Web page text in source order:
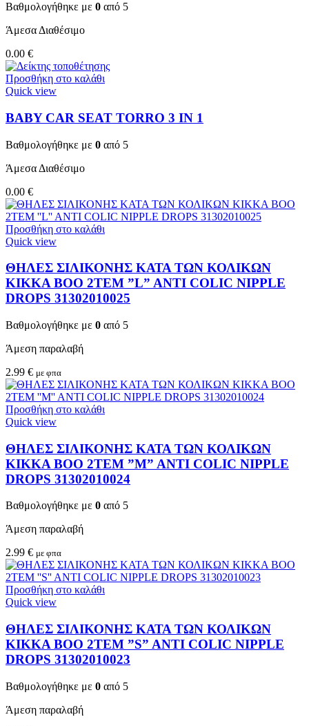
Βαθμολογήθηκε με 0 από 5
Άμεσα Διαθέσιμο
0.00 €
Προσθήκη στο καλάθι
Quick view
BABY CAR SEAT TORRO 3 ΙΝ 1
Βαθμολογήθηκε με 0 από 5
Άμεσα Διαθέσιμο
0.00 €
Προσθήκη στο καλάθι
Quick view
ΘΗΛΕΣ ΣΙΛΙΚΟΝΗΣ ΚΑΤΑ ΤΩΝ ΚΟΛΙΚΩΝ
KIKKA BOO 2TEM ”L” ANTI COLIC NIPPLE
DROPS 31302010025
Βαθμολογήθηκε με 0 από 5
Άμεση παραλαβή
2.99 € με φπα
Προσθήκη στο καλάθι
Quick view
ΘΗΛΕΣ ΣΙΛΙΚΟΝΗΣ ΚΑΤΑ ΤΩΝ ΚΟΛΙΚΩΝ
KIKKA BOO 2TEM ”M” ANTI COLIC NIPPLE
DROPS 31302010024
Βαθμολογήθηκε με 0 από 5
Άμεση παραλαβή
2.99 € με φπα
Προσθήκη στο καλάθι
Quick view
ΘΗΛΕΣ ΣΙΛΙΚΟΝΗΣ ΚΑΤΑ ΤΩΝ ΚΟΛΙΚΩΝ
KIKKA BOO 2TEM ”S” ANTI COLIC NIPPLE
DROPS 31302010023
Βαθμολογήθηκε με 0 από 5
Άμεση παραλαβή